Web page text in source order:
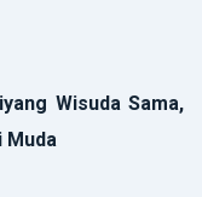
Wisuda Sama,
Muda